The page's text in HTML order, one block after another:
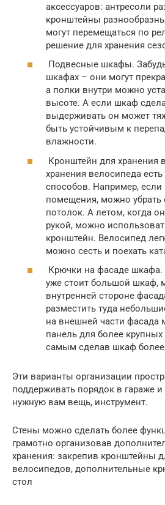
аксессуаров: антресоли
кронштейны
могут перемещаться по
решение для хранения
Подвесные шкафы.
шкафах – они могут
а полки внутри можно
высоте. А если шкаф
выдерживать он может
быть устойчивым к
влажности.
Кронштейн для хранения
хранения велосипеда
способов. Например,
помещения, можно убрать
потолок. А летом, когда
рукой, можно
кронштейн. Велосипед
можно сесть и поехать
Крючки на фасаде шкафа.
уже стоит большой шкаф,
внутренней стороне
разместить туда
на внешней части фасада
панель для более
самым сделав шкаф
Эти варианты организации
поддерживать порядок в гараже и
нужную вам вещь, инструмент.
Стены можно сделать более
грамотно организовав
хранения: закрепив кронштейны
велосипедов, дополнительные
стол